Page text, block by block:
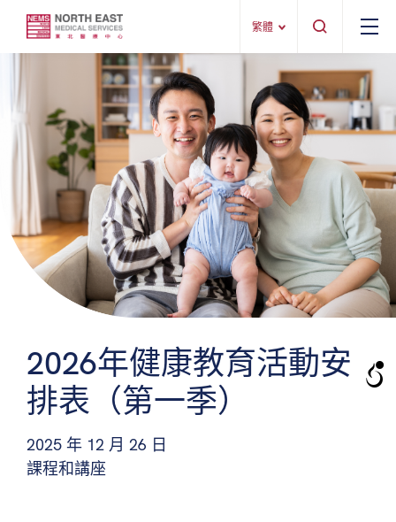
繁體
2026年健康教育活動安
排表（第一季）
2025 年 12 月 26 日
課程和講座